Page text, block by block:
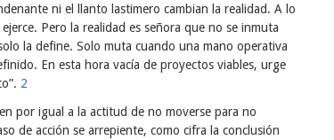
ni el llanto lastimero cambian la realidad. A lo
Pero la realidad es señora que no se inmuta
la define. Solo muta cuando una mano operativa
En esta hora vacía de proyectos viables, urge
2
por igual a la actitud de no moverse para no
de acción se arrepiente, como cifra la conclusión